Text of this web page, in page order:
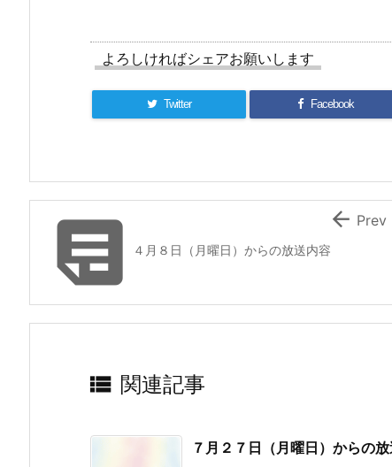
よろしければシェアお願いします
Twitter Facebook
 ４月８日（月曜日）からの放送内容
 Prev
 関連記事
７月２７日（月曜日）からの